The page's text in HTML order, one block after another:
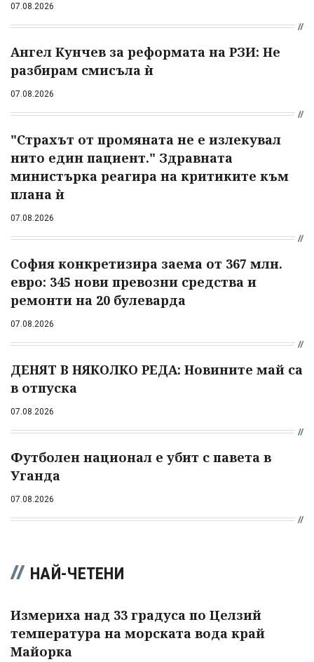
07.08.2026
Ангел Кунчев за реформата на РЗИ: Не
разбирам смисъла ѝ
07.08.2026
"Страхът от промяната не е излекувал
нито един пациент." Здравната
министърка реагира на критиките към
плана ѝ
07.08.2026
София конкретизира заема от 367 млн.
евро: 345 нови превозни средства и
ремонти на 20 булеварда
07.08.2026
ДЕНЯТ В НЯКОЛКО РЕДА: Новините май са
в отпуска
07.08.2026
Футболен национал е убит с павета в
Уганда
07.08.2026
НАЙ-ЧЕТЕНИ
Измериха над 33 градуса по Целзий
температура на морската вода край
Майорка